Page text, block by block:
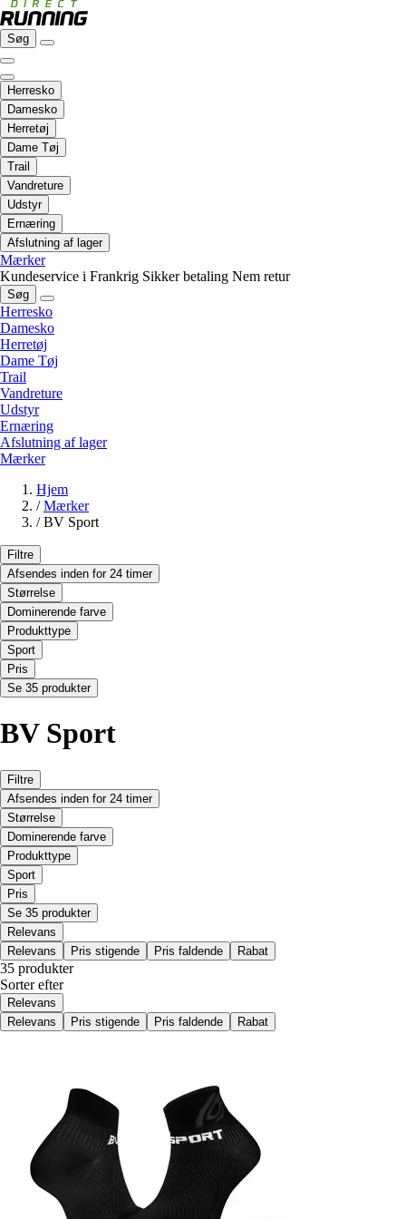
Søg
Herresko
Damesko
Herretøj
Dame Tøj
Trail
Vandreture
Udstyr
Ernæring
Afslutning af lager
Mærker
Kundeservice i Frankrig Sikker betaling Nem retur
Søg
Herresko
Damesko
Herretøj
Dame Tøj
Trail
Vandreture
Udstyr
Ernæring
Afslutning af lager
Mærker
Hjem
/ Mærker
/ BV Sport
Filtre
Afsendes inden for 24 timer
Størrelse
Dominerende farve
Produkttype
Sport
Pris
Se 35 produkter
BV Sport
Filtre
Afsendes inden for 24 timer
Størrelse
Dominerende farve
Produkttype
Sport
Pris
Se 35 produkter
Relevans
Relevans
Pris stigende Pris faldende Rabat
35 produkter
Sorter efter
Relevans
Relevans
Pris stigende Pris faldende Rabat